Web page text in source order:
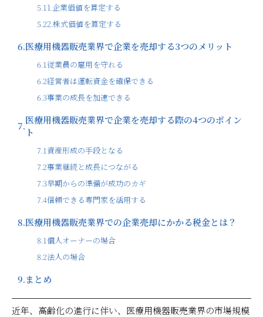
5.11.企業価値を算定する
5.22.株式価値を算定する
6.医療用機器販売業界で企業を売却する3つのメリット
6.1従業員の雇用を守れる
6.2経営者は運転資金を確保できる
6.3事業の成長を加速できる
7.医療用機器販売業界で企業を売却する際の4つのポイン
ト
7.1資産形成の手段となる
7.2事業継続と成長につながる
7.3早期からの準備が成功のカギ
7.4信頼できる専門家を活用する
8.医療用機器販売業界での企業売却にかかる税金とは？
8.1個人オーナーの場合
8.2法人の場合
9.まとめ
近年、高齢化の進行に伴い、医療用機器販売業界の市場規模